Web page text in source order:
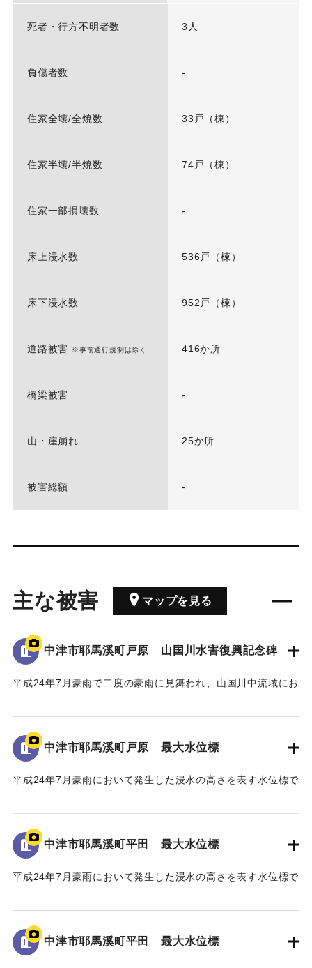
死者・行方不明者数 3人
負傷者数 -
住家全壊/全焼数 33戸（棟）
住家半壊/半焼数 74戸（棟）
住家一部損壊数 -
床上浸水数 536戸（棟）
床下浸水数 952戸（棟）
道路被害 ※事前通行規制は除く 416か所
橋梁被害 -
山・崖崩れ 25か所
被害総額 -
主な被害 マップを見る
中津市耶馬溪町戸原 山国川水害復興記念碑
平成24年7月豪雨で二度の豪雨に見舞われ、山国川中流域にお
溪町平田地区・戸原地区で約70戸の家屋が浸水したことが記
された石碑。
山国川水害復興記念碑
び観測史上二番目となる記録的豪雨に二度も見舞われ、未曾
有の被害を受けた。
山国川中流域では、この二度の豪雨により、それぞれ約二
このため、国土交通省では「山国川床上浸水対策特別緊急
事業」を平成二十五年五月に採択し、山国川の中流部約十キ
ロ区間において、堤防整備や河道掘削などの緊急的な河川整
中津市耶馬溪町戸原 最大水位標
平成24年7月豪雨において発生した浸水の高さを表す水位標で
地面から70cmの位置に水位が示されている。
｜固有コード: 09922072
中津市耶馬溪町平田 最大水位標
平成24年7月豪雨において発生した浸水の高さを表す水位標で
地面から160cmの位置に水位が示されている。
｜固有コード: 09922071
中津市耶馬溪町平田 最大水位標